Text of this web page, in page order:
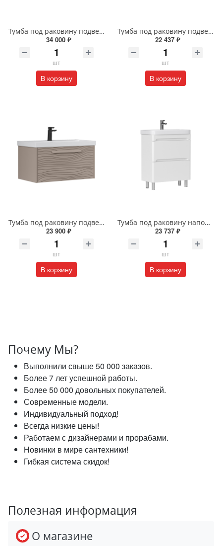
Тумба под раковину подвесная EQUIL Десерт 80.2Я/Desert 80.2Y с ручками в цвет амарок tpDSRT80.2Y-25R амарок/дуб
34 000 ₽
шт
В корзину
Тумба под раковину подвесная EQUIL Найс 70 см tpNICE70.2Y-05 белая
22 437 ₽
шт
В корзину
Тумба под раковину подвесная EQUIL Глеам 80.1Я/Gleam 80.1Y амарок/дуб вотан tpGLEAM80.1Y-25
23 900 ₽
шт
В корзину
Тумба под раковину напольная EQUIL Найс 60 см tnNICE60.2Y-05 белая
23 737 ₽
шт
В корзину
Почему Мы?
Выполнили свыше 50 000 заказов.
Более 7 лет успешной работы.
Более 50 000 довольных покупателей.
Современные модели.
Индивидуальный подход!
Всегда низкие цены!
Работаем с дизайнерами и прорабами.
Новинки в мире сантехники!
Гибкая система скидок!
Полезная информация
О магазине